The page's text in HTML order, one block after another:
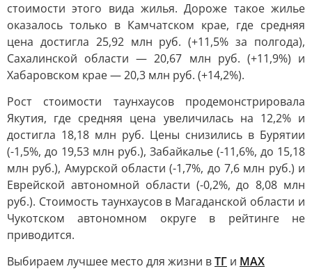
стоимости этого вида жилья. Дороже такое жилье
оказалось только в Камчатском крае, где средняя
цена достигла 25,92 млн руб. (+11,5% за полгода),
Сахалинской области — 20,67 млн руб. (+11,9%) и
Хабаровском крае — 20,3 млн руб. (+14,2%).
Рост стоимости таунхаусов продемонстрировала
Якутия, где средняя цена увеличилась на 12,2% и
достигла 18,18 млн руб. Цены снизились в Бурятии
(-1,5%, до 19,53 млн руб.), Забайкалье (-11,6%, до 15,18
млн руб.), Амурской области (-1,7%, до 7,6 млн руб.) и
Еврейской автономной области (-0,2%, до 8,08 млн
руб.). Стоимость таунхаусов в Магаданской области и
Чукотском автономном округе в рейтинге не
приводится.
Выбираем лучшее место для жизни вТГ и MAX